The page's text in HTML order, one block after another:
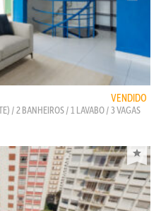
VENDIDO
/ 2 BANHEIROS / 1 LAVABO / 3 VAGAS